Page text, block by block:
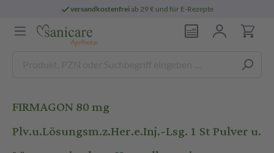
versandkostenfreiab 29 € und für E-Rezepte
FIRMAGON 80 mg
Plv.u.Lösungsm.z.Her.e.Inj.-Lsg. 1 St Pulver u.